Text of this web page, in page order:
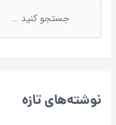
نوشته‌های تازه